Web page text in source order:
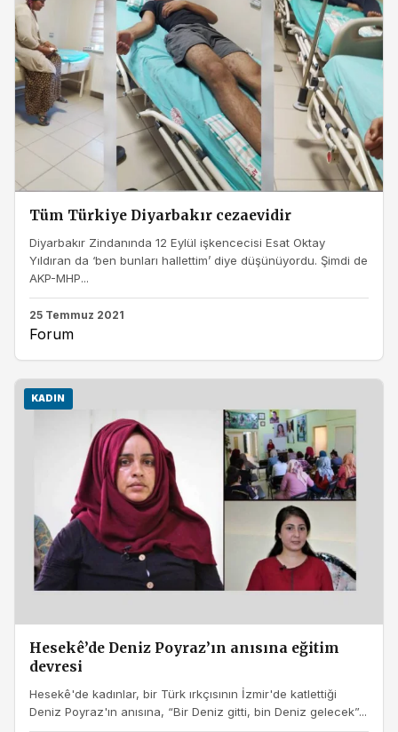
Tüm Türkiye Diyarbakır cezaevidir
Diyarbakır Zindanında 12 Eylül işkencecisi Esat Oktay
Yıldıran da ‘ben bunları hallettim’ diye düşünüyordu. Şimdi de
AKP-MHP...
25 Temmuz 2021
Forum
KADIN
Hesekê’de Deniz Poyraz’ın anısına eğitim
devresi
Hesekê'de kadınlar, bir Türk ırkçısının İzmir'de katlettiği
Deniz Poyraz'ın anısına, “Bir Deniz gitti, bin Deniz gelecek”...